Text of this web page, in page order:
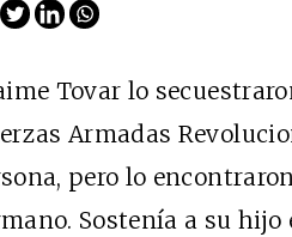
Tovar lo
Armadas
pero lo
Sostenía a su